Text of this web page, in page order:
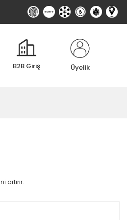
B2B Giriş Üyelik
artırır.